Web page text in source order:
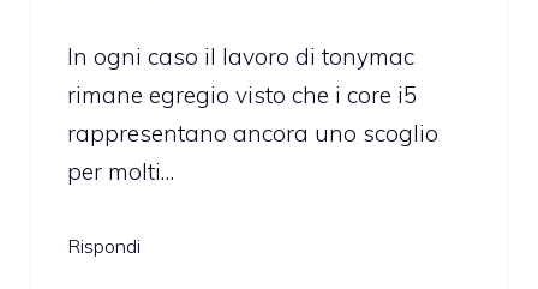
In ogni caso il lavoro di tonymac
rimane egregio visto che i core i5
rappresentano ancora uno scoglio
per molti…
Rispondi